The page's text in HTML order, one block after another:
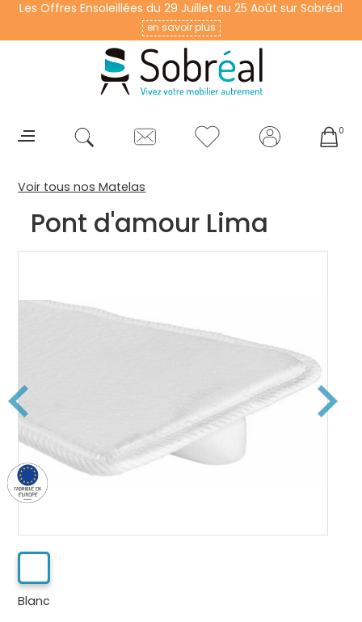
Les Offres Ensoleillées du 29 Juillet au 25 Août sur Sobréal
en savoir plus
0
Voir tous nos Matelas
Pont d'amour Lima
Blanc